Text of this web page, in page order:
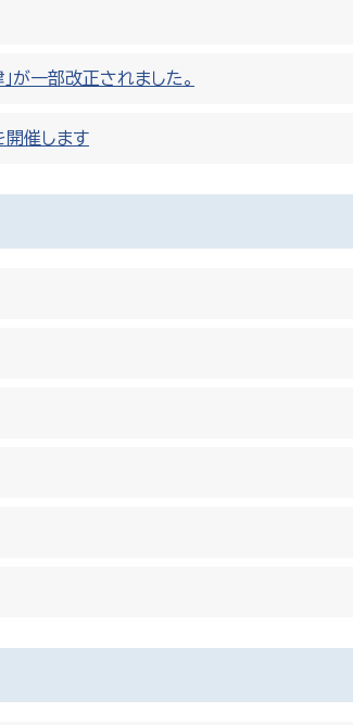
が一部改正されました。
開催します